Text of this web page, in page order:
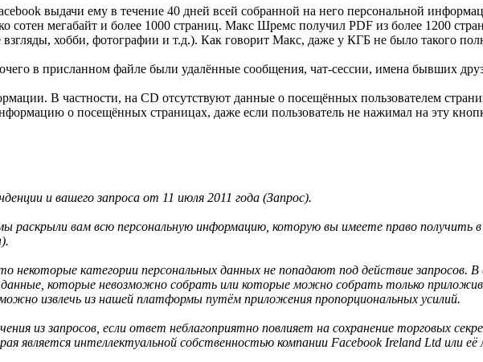
выдачи ему в течение 40 дней всей собранной на него персональной
сотен мегабайт и более 1000 страниц. Макс Шремс получил PDF из более 1200
взгляды, хобби, фотографии и т.д.). Как говорит Макс, даже у КГБ не было такого
в присланном файле были удалённые сообщения, чат-сессии, имена бывших
В частности, на CD отсутствуют данные о посещённых пользователем
о посещённых страницах, даже если пользователь не нажимал на эту
и вашего запроса от 11 июля 2011 года (Запрос).
раскрыли вам всю персональную информацию, которую вы имеете право получить
категории персональных данных не попадают под действие запросов.
данные, которые невозможно собрать или которые можно собрать только
извлечь из нашей платформы путём приложения пропорциональных усилий.
из запросов, если ответ неблагоприятно повлияет на сохранение торговых
является интеллектуальной собcтвенностью компании Facebook Ireland Ltd или её